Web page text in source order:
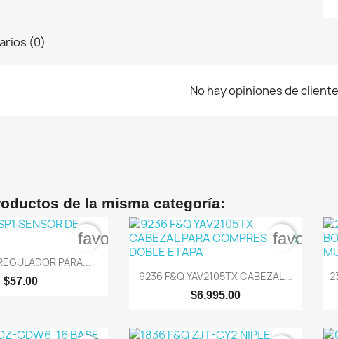
(0)
No hay opiniones de
de la misma categoría:
rápidaPARA...
$57.00
favorite_border
 Vista rápida
9236 F&Q YAV2105TX CABEZAL...
$6,995.00